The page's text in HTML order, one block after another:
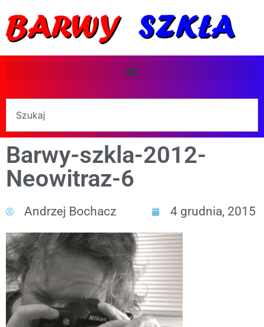
Barwy-szkla-2012-
Neowitraz-6
Andrzej Bochacz 4 grudnia, 2015